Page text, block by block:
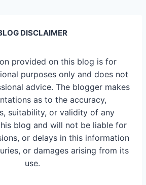
DISCLAIMER
provided on this blog is for
purposes only and does not
advice. The blogger makes
as to the accuracy,
suitability, or validity of any
blog and will not be liable for
or delays in this information
or damages arising from its
use.